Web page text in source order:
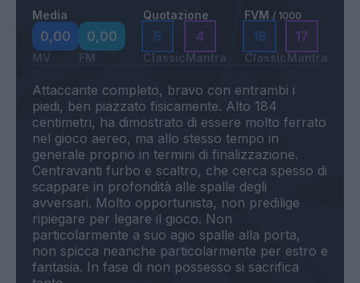
Media
0,00
MV
0,00
FM
Quotazione
5
Classic
4
Mantra
FVM / 1000
18
Classic
17
Mantra
Attaccante completo, bravo con entrambi i
piedi, ben piazzato fisicamente. Alto 184
centimetri, ha dimostrato di essere molto ferrato
nel gioco aereo, ma allo stesso tempo in
generale proprio in termini di finalizzazione.
Centravanti furbo e scaltro, che cerca spesso di
scappare in profondità alle spalle degli
avversari. Molto opportunista, non predilige
ripiegare per legare il gioco. Non
particolarmente a suo agio spalle alla porta,
non spicca neanche particolarmente per estro e
fantasia. In fase di non possesso si sacrifica